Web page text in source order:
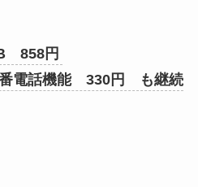
858円
電話機能 330円 も継続